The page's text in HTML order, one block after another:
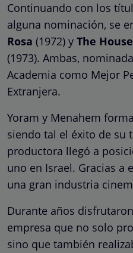
Continuando con los
alguna nominación, se
Rosa (1972) y The
(1973). Ambas,
Academia como Mejor
Extranjera.
Yoram y Menahem
siendo tal el éxito de su
productora llegó a
uno en Israel. Gracias a
una gran industria
Durante años
empresa que no solo
sino que también